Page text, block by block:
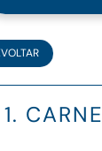
VOLTAR
1.